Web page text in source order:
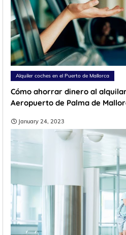
Alquiler coches en el Puerto de Mallorca
Cómo ahorrar dinero al
Aeropuerto de Palma de
January 24, 2023